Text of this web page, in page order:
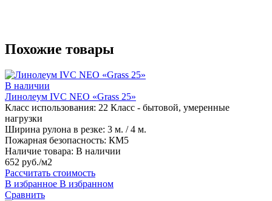
Похожие товары
В наличии
Линолеум IVC NEO «Grass 25»
Класс использования: 22 Класс - бытовой, умеренные
нагрузки
Ширина рулона в резке: 3 м. / 4 м.
Пожарная безопасность: КМ5
Наличие товара: В наличии
652 руб./м2
Рассчитать стоимость
В избранное В избранном
Сравнить